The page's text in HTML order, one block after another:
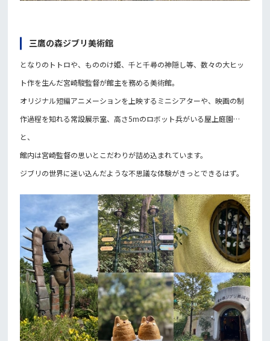
三鷹の森ジブリ美術館
となりのトトロや、もののけ姫、千と千尋の神隠し等、数々の大ヒッ
ト作を生んだ宮崎駿監督が館主を務める美術館。
オリジナル短編アニメーションを上映するミニシアターや、映画の制
作過程を知れる常設展示室、高さ5mのロボット兵がいる屋上庭園…
と、
館内は宮崎監督の思いとこだわりが詰め込まれています。
ジブリの世界に迷い込んだような不思議な体験がきっとできるはず。